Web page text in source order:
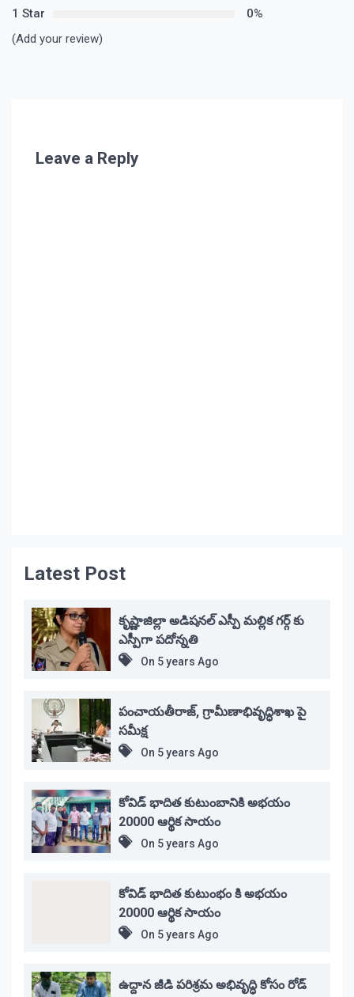
1 Star
0%
(Add your review)
Leave a Reply
Latest Post
కృష్ణాజిల్లా అడిషనల్ ఎస్పీ మల్లిక గర్గ్ కు
ఎస్పీగా పదోన్నతి
On 5 years Ago
పంచాయతీరాజ్, గ్రామీణాభివృద్ధిశాఖ పై
సమీక్ష
On 5 years Ago
కోవిడ్ భాదిత కుటుంబానికి అభయం
20000 ఆర్థిక సాయం
On 5 years Ago
కోవిడ్ భాదిత కుటుంభం కి అభయం
20000 ఆర్థిక సాయం
On 5 years Ago
ఉద్దాన జీడి పరిశ్రమ అభివృద్ధి కోసం రోడ్